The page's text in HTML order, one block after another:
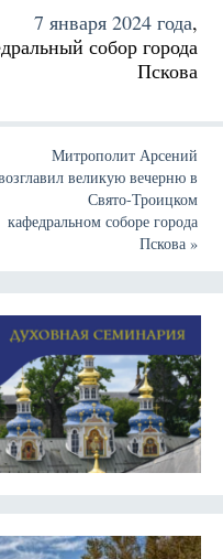
7 января 2024 года,
собор города
Пскова
Митрополит Арсений
великую вечерню в
Свято-Троицком
кафедральном соборе города
Пскова»